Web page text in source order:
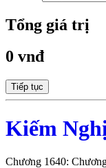
Tổng giá trị
0 vnđ
Tiếp tục
Kiếm
Chương 1640: